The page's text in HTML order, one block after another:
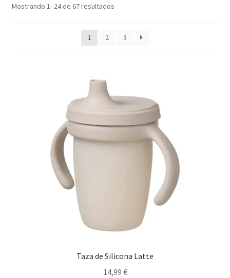
Mostrando 1–24 de 67 resultadosOrdenado
últimos
1 2 3
Taza de Silicona Latte
14,99 €